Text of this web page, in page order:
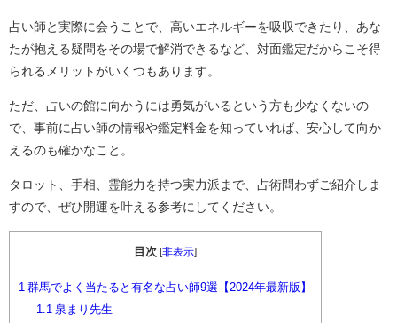
占い師と実際に会うことで、高いエネルギーを吸収できたり、あな
たが抱える疑問をその場で解消できるなど、対面鑑定だからこそ得
られるメリットがいくつもあります。
ただ、占いの館に向かうには勇気がいるという方も少なくないの
で、事前に占い師の情報や鑑定料金を知っていれば、安心して向か
えるのも確かなこと。
タロット、手相、霊能力を持つ実力派まで、占術問わずご紹介しま
すので、ぜひ開運を叶える参考にしてください。
目次 非表示
1 群馬でよく当たると有名な占い師9選【2024年最新版】
1.1 泉まり先生